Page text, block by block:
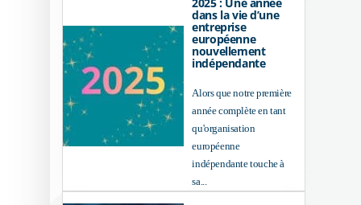
dans la vie d’une
entreprise
européenne
nouvellement
indépendante
Alors que notre première
année complète en tant
qu'organisation
européenne
indépendante touche à
sa...